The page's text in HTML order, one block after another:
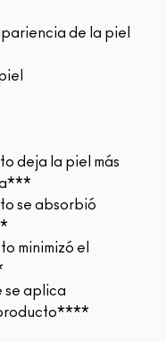
de la piel
deja la piel más
se absorbió
minimizó el
se aplica